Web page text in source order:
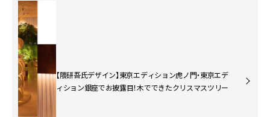
【隈研吾氏デザイン】東京エディション虎ノ門・東京エデ
ィション銀座でお披露目！木でできたクリスマスツリー